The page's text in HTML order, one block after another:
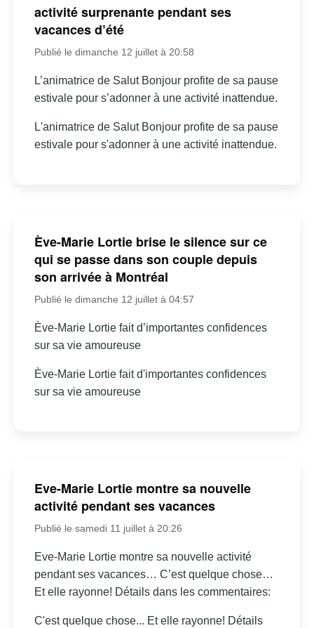
activité surprenante pendant ses
vacances d’été
Publié le dimanche 12 juillet à 20:58
L’animatrice de Salut Bonjour profite de sa pause
estivale pour s’adonner à une activité inattendue.
L'animatrice de Salut Bonjour profite de sa pause
estivale pour s'adonner à une activité inattendue.
Ève-Marie Lortie brise le silence sur ce
qui se passe dans son couple depuis
son arrivée à Montréal
Publié le dimanche 12 juillet à 04:57
Ève-Marie Lortie fait d’importantes confidences
sur sa vie amoureuse
Ève-Marie Lortie fait d'importantes confidences
sur sa vie amoureuse
Eve-Marie Lortie montre sa nouvelle
activité pendant ses vacances
Publié le samedi 11 juillet à 20:26
Eve-Marie Lortie montre sa nouvelle activité
pendant ses vacances… C’est quelque chose…
Et elle rayonne! Détails dans les commentaires:
C'est quelque chose... Et elle rayonne! Détails